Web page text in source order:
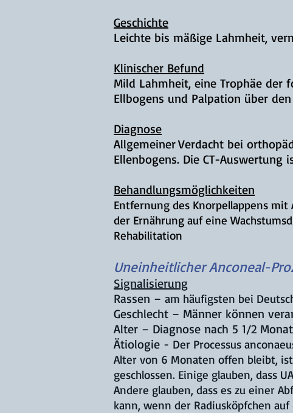
Geschichte
Leichte bis mäßige Lahmheit,
Klinischer Befund
Mild Lahmheit, eine Trophäe der
Ellbogens und Palpation über
Diagnose
AllgemeinerVerdacht bei
Ellenbogens. Die CT-Auswertung
Behandlungsmöglichkeiten
Entfernung des Knorpellappens
der Ernährung auf eine
Rehabilitation
Uneinheitlicher Anconeal-
Signalisierung
Rassen – am häufigsten bei
Geschlecht – Männer können
Alter – Diagnose nach 5 1/2
Ätiologie - Der Processus
Alter von 6 Monaten offen bleibt,
geschlossen. Einige glauben, dass
Andere glauben, dass es zu einer
kann, wenn der Radiusköpfchen